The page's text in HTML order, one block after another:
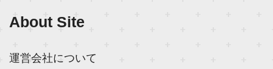
About Site
運営会社について